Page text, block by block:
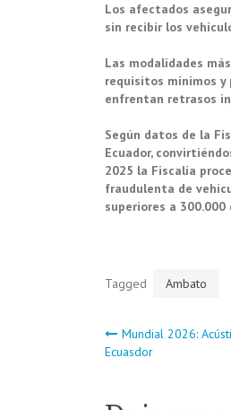
Los afectados
sin recibir los
Las modalidades
requisitos mínimos y
enfrentan retrasos
Según datos de la
Ecuador,
2025 la Fiscalía
fraudulenta de
superiores a 300.000
Tagged Ambato
Mundial 2026:
Ecuasdor